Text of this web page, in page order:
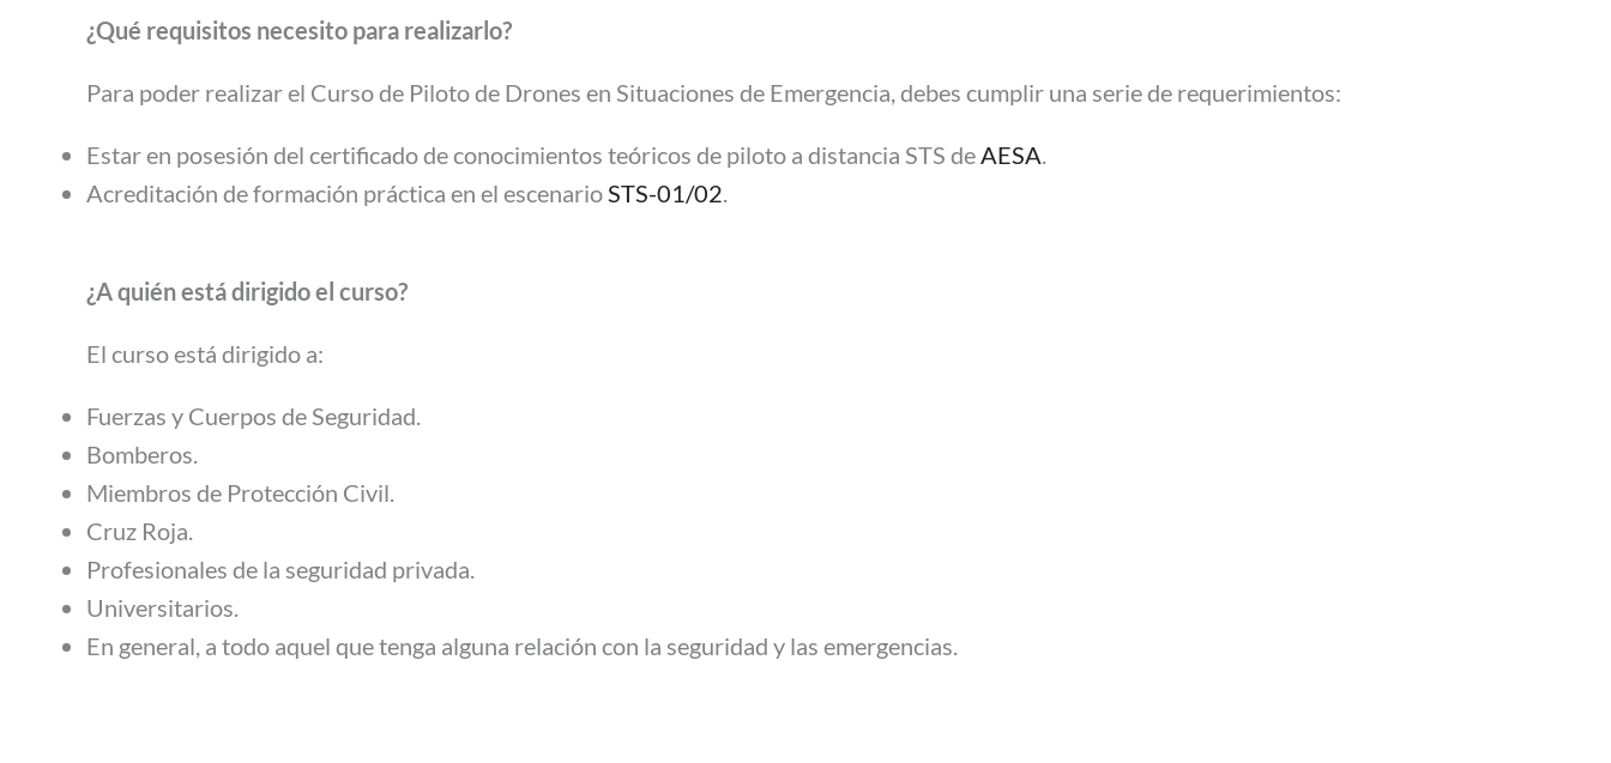
¿Qué requisitos necesito para realizarlo?
Para poder realizar el Curso de Piloto de Drones en Situaciones de Emergencia, debes cumplir una serie de requerimientos:
Estar en posesión del certificado de conocimientos teóricos de piloto a distancia STS deAESA.
Acreditación de formación práctica en el escenarioSTS-01/02.
¿A quién está dirigido el curso?
El curso está dirigido a:
Fuerzas y Cuerpos de Seguridad.
Bomberos.
Miembros de Protección Civil.
Cruz Roja.
Profesionales de la seguridad privada.
Universitarios.
En general, a todo aquel que tenga alguna relación con la seguridad y las emergencias.